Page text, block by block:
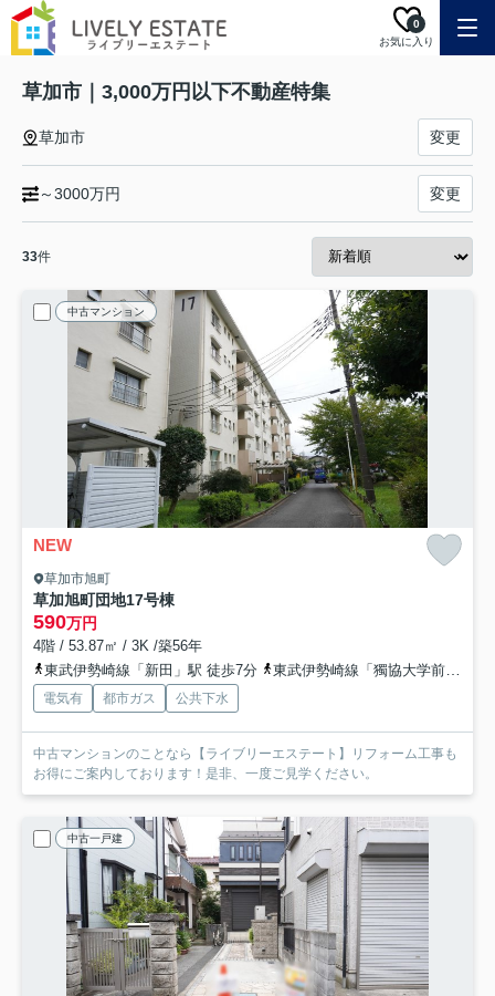
お気に入り
0
草加市｜3,000万円以下不動産特集
草加市 変更
～3000万円 変更
33件
中古マンション
NEW
草加市旭町
草加旭町団地17号棟
590万円
4階 / 53.87㎡ / 3K /築56年
東武伊勢崎線「新田」駅 徒歩7分
東武伊勢崎線「獨協大学前」駅 徒歩14分
電気有 都市ガス 公共下水
中古マンションのことなら【ライブリーエステート】リフォーム工事も
お得にご案内しております！是非、一度ご見学ください。
中古一戸建